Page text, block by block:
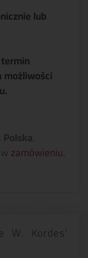
lub
możliwości
Polska
zamówieniu
W. Kordes’